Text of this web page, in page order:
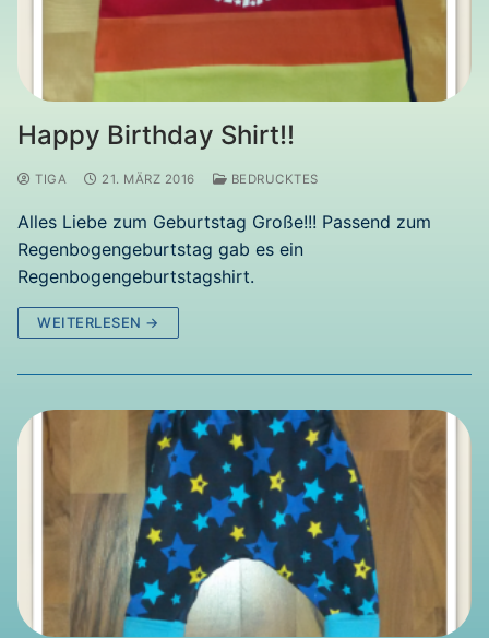
Happy Birthday Shirt!!
TIGA 21. MÄRZ 2016 BEDRUCKTES
Alles Liebe zum Geburtstag Große!!! Passend zum
Regenbogengeburtstag gab es ein
Regenbogengeburtstagshirt.
WEITERLESEN →